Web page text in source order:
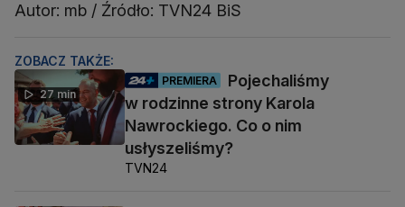
Autor: mb / Źródło: TVN24 BiS
ZOBACZ TAKŻE:
27 min
PREMIERA
Pojechaliśmy
w rodzinne strony Karola
Nawrockiego. Co o nim
usłyszeliśmy?
TVN24